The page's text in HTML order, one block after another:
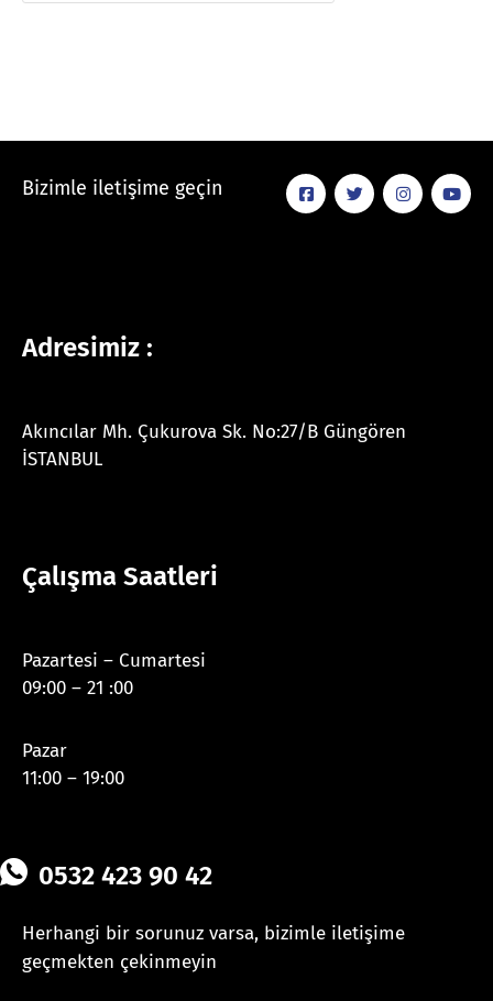
Bizimle iletişime geçin
Adresimiz :
Akıncılar Mh. Çukurova Sk. No:27/B Güngören
İSTANBUL
Çalışma Saatleri
Pazartesi – Cumartesi
09:00 – 21 :00
Pazar
11:00 – 19:00
0532 423 90 42
Herhangi bir sorunuz varsa, bizimle iletişime
geçmekten çekinmeyin